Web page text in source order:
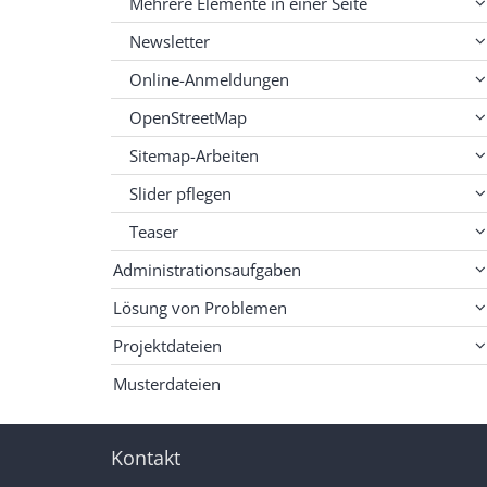
Newsletter
Online-Anmeldungen
OpenStreetMap
Sitemap-Arbeiten
Slider pflegen
Teaser
Administrationsaufgaben
Lösung von Problemen
Projektdateien
Musterdateien
Kontakt